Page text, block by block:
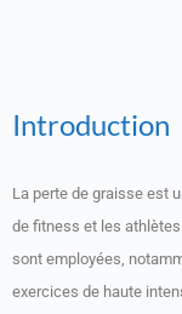
Introduction
La perte de graisse est
de fitness et les
sont employées,
exercices de haute